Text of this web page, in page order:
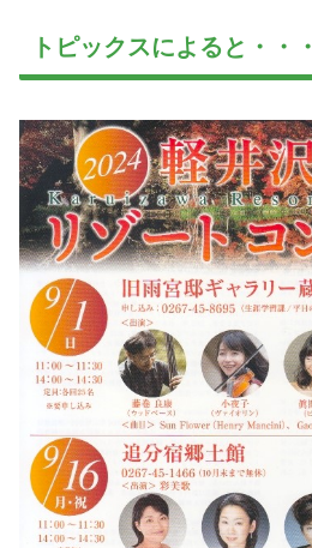
トピックスによると・・・